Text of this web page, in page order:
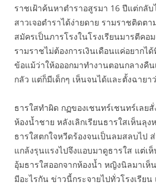
ราชเฝ้าค้นหาตำราอสูรมา 16 ปีแต่กลั
สาวเจอตำราได้ง่ายดาย รามราชติดตา
สมัครเป็นภารโรงในโรงเรียนมารตีคอ
รามราชไม่ต้องการเงินเดือนแค่อยาก
ข้อแม้ว่าให้อออกมาทำงานตอนกลางคืน
กลัว แต่ก็มีเด็กๆ เห็นจนได้และตั้งฉายา
ธารใสทำผิด กฏของเชนทร์เชนทร์เลย
ห้องน้ำชาย หลังเลิกเรียนธารใสเห็นลุ
ธารใสตกใจหวีดร้องจนเป็นลมสลบไป
แกล้งรุนแรงไปจึงแอบมาดูธารใส แต่เ
อุ้มธารใสออกจากห้องน้ำ หญิงนิลมาเห็
มีอะไรกัน ข่าวนี้กระจายไปทั่วโรงเรีย